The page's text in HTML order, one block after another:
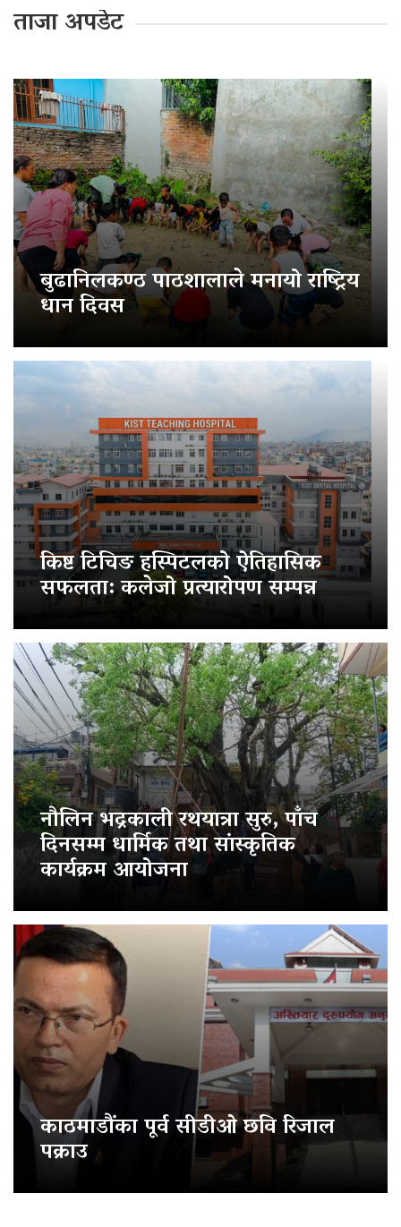
ताजा अपडेट
बुढानिलकण्ठ पाठशालाले मनायो राष्ट्रिय
धान दिवस
किष्ट टिचिङ हस्पिटलको ऐतिहासिक
सफलता: कलेजो प्रत्यारोपण सम्पन्न
नौलिन भद्रकाली रथयात्रा सुरु, पाँच
दिनसम्म धार्मिक तथा सांस्कृतिक
कार्यक्रम आयोजना
काठमाडौंका पूर्व सीडीओ छवि रिजाल
पक्राउ